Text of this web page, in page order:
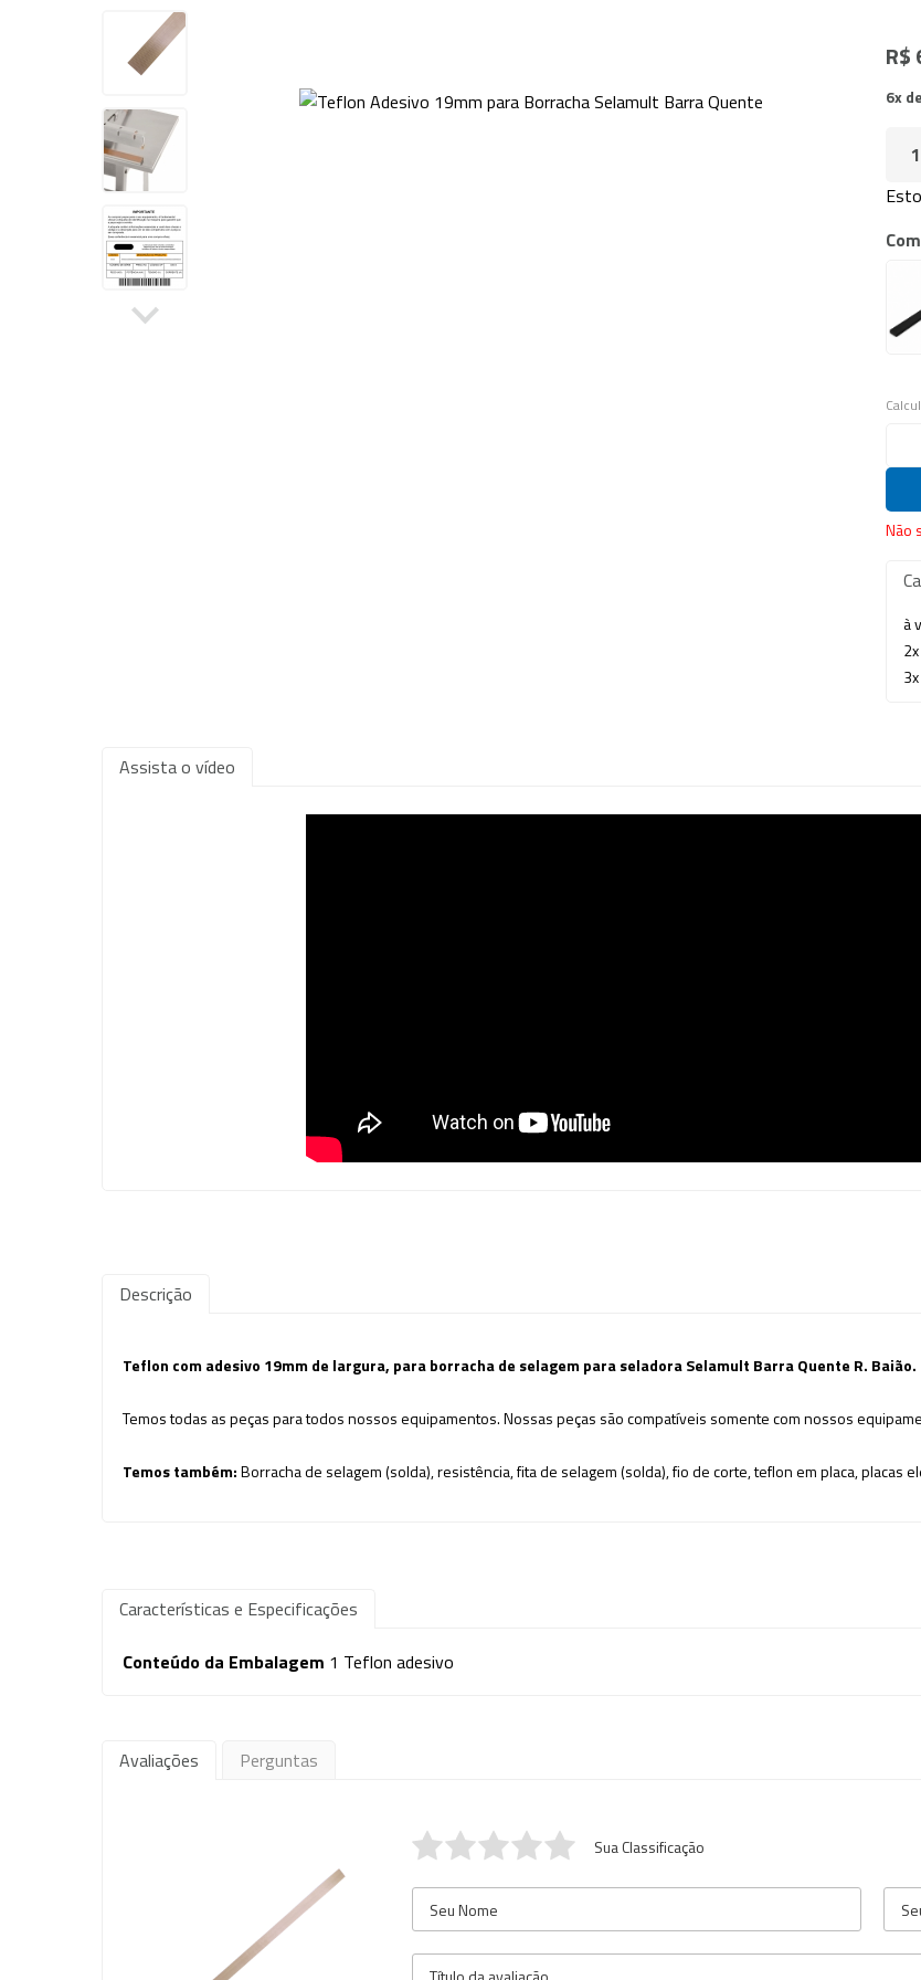
Tanque de Encolhimento
Peças de Reposição
Outros Equipamentos
Bancas
R$
6x
Não
à
Assista o vídeo
Descrição
Teflon com adesivo 19mm de largura, para borracha de selagem para seladora Selamult Barra Quente R. Baião.
Temos todas as peças para todos nossos equipamentos. Nossas peças são compatíveis somente com nossos
Temos também:Borracha de selagem (solda), resistência, fita de selagem (solda), fio de corte, teflon em placa, placas
Características e Especificações
Conteúdo da Embalagem 1 Teflon adesivo
Avaliações Perguntas
Sua Classificação